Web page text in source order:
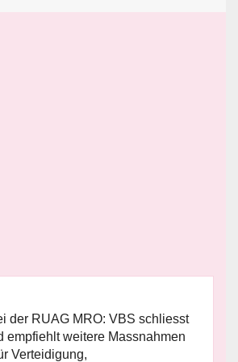
der RUAG MRO: VBS schliesst
empfiehlt weitere Massnahmen
Verteidigung,